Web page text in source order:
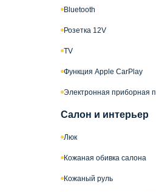
Bluetooth
Розетка 12V
TV
Функция Apple CarPlay
Электронная приборная
Салон и интерьер
Люк
Кожаная обивка салона
Кожаный руль